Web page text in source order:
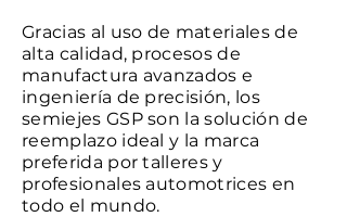
Gracias al uso de materiales de
alta calidad, procesos de
manufactura avanzados e
ingeniería de precisión, los
semiejes GSP son la solución de
reemplazo ideal y la marca
preferida por talleres y
profesionales automotrices en
todo el mundo.